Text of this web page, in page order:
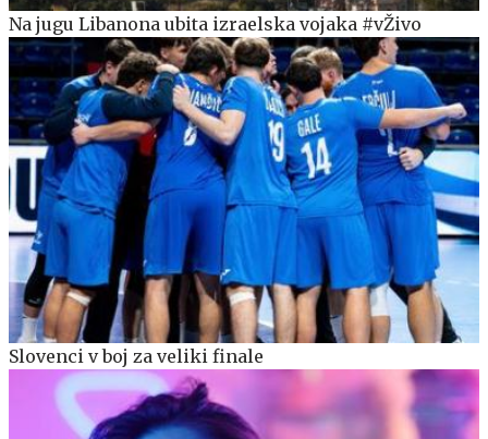
Na jugu Libanona ubita izraelska vojaka #vŽivo
Slovenci v boj za veliki finale